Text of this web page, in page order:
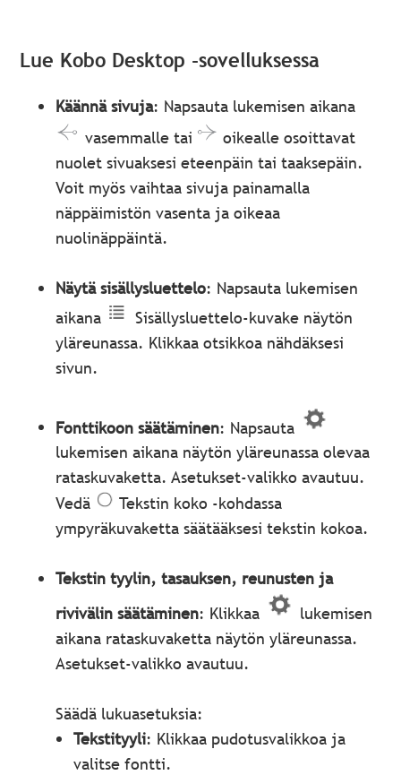
Lue Kobo Desktop -sovelluksessa
Käännä sivuja: Napsauta lukemisen aikana
vasemmalle tai
oikealle osoittavat
nuolet sivuaksesi eteenpäin tai taaksepäin.
Voit myös vaihtaa sivuja painamalla
näppäimistön vasenta ja oikeaa
nuolinäppäintä.
Näytä sisällysluettelo: Napsauta lukemisen
aikana
Sisällysluettelo-kuvake näytön
yläreunassa. Klikkaa otsikkoa nähdäksesi
sivun.
Fonttikoon säätäminen: Napsauta
lukemisen aikana näytön yläreunassa olevaa
rataskuvaketta. Asetukset-valikko avautuu.
Vedä
Tekstin koko -kohdassa
ympyräkuvaketta säätääksesi tekstin kokoa.
Tekstin tyylin, tasauksen, reunusten ja
rivivälin säätäminen: Klikkaa
lukemisen
aikana rataskuvaketta näytön yläreunassa.
Asetukset-valikko avautuu.
Säädä lukuasetuksia:
Tekstityyli: Klikkaa pudotusvalikkoa ja
valitse fontti.